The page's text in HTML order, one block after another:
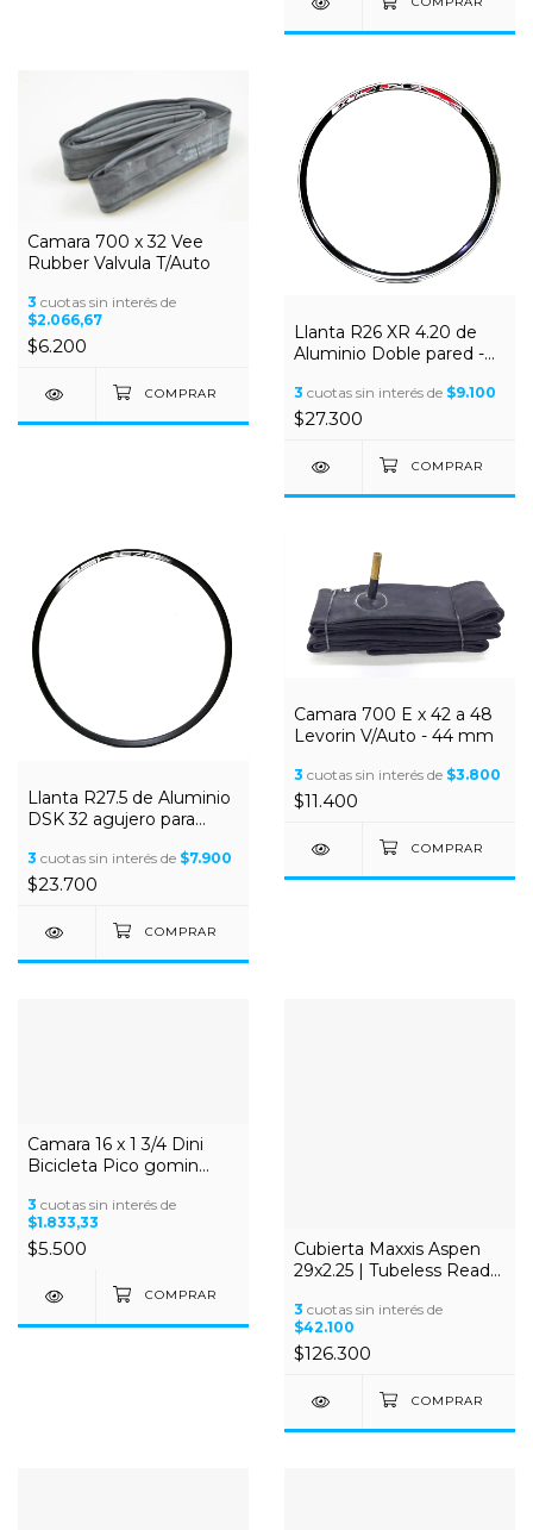
Camara 700 x 32 Vee
Rubber Valvula T/Auto
3 cuotas sin interés de
$2.066,67
$6.200
Llanta R26 XR 4.20 de
Aluminio Doble pared -
3 cuotas sin interés de $9.100
$27.300
Llanta R27.5 de Aluminio
DSK 32 agujero para
3 cuotas sin interés de $7.900
$23.700
Camara 700 E x 42 a 48
Levorin V/Auto - 44 mm
3 cuotas sin interés de $3.800
$11.400
Camara 16 x 1 3/4 Dini
Bicicleta Pico gomin
3 cuotas sin interés de
$1.833,33
$5.500
Cubierta Maxxis Aspen
29x2.25 | Tubeless Ready
Compound - 660g
3 cuotas sin interés de
$42.100
$126.300